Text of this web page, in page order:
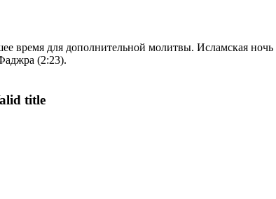
время для дополнительной молитвы. Исламская
(2:23).
title